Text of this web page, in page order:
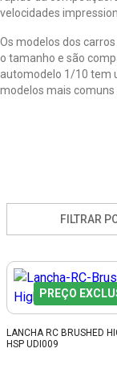
velocidades
Os modelos dos
o tamanho e são
automodelo 1/10 tem
modelos mais comuns
FILTRAR
PREÇO
LANCHA RC BRUSHED
HSP UDI009